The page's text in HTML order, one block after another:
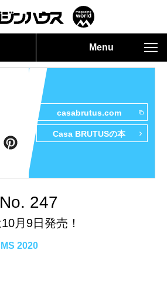
Menu
casabrutus.com
Casa BRUTUSの本
247
月9日発売！
2020